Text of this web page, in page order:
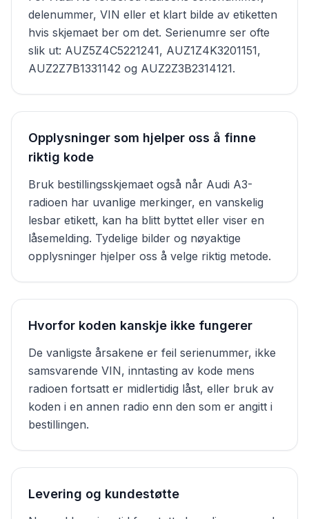
delenummer, VIN eller et klart bilde av etiketten
hvis skjemaet ber om det. Serienumre ser ofte
slik ut: AUZ5Z4C5221241, AUZ1Z4K3201151,
AUZ2Z7B1331142 og AUZ2Z3B2314121.
Opplysninger som hjelper oss å finne
riktig kode
Bruk bestillingsskjemaet også når Audi A3-
radioen har uvanlige merkinger, en vanskelig
lesbar etikett, kan ha blitt byttet eller viser en
låsemelding. Tydelige bilder og nøyaktige
opplysninger hjelper oss å velge riktig metode.
Hvorfor koden kanskje ikke fungerer
De vanligste årsakene er feil serienummer, ikke
samsvarende VIN, inntasting av kode mens
radioen fortsatt er midlertidig låst, eller bruk av
koden i en annen radio enn den som er angitt i
bestillingen.
Levering og kundestøtte